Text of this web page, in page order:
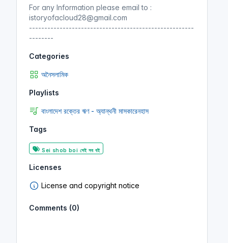
For any Information please email to :
istoryofacloud28@gmail.com
------------------------------------------------------
--------
Categories
অনৈসলামিক
Playlists
বাংলাদেশ রক্তের ঋণ - অ্যান্থনী মাসকারেনহাস
Tags
Sei shob boi সেই সব বই
Licenses
License and copyright notice
Comments (0)